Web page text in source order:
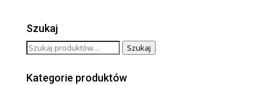
Szukaj
Szukaj: Szukaj
Kategorie produktów